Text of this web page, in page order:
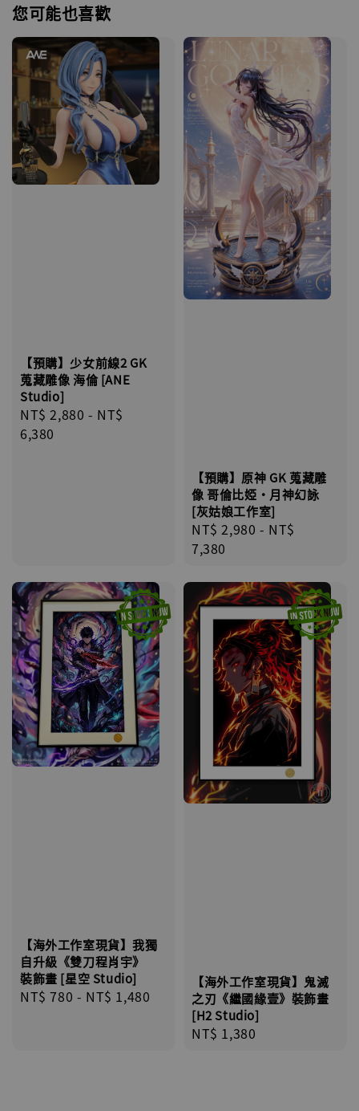
您可能也喜歡
【預購】少女前線2 GK
蒐藏雕像 海倫 [ANE
Studio]
Regular
price
NT$ 2,880 - NT$
6,380
【預購】原神 GK 蒐藏雕
像 哥倫比婭·月神幻詠
[灰姑娘工作室]
Regular
price
NT$ 2,980 - NT$
7,380
【海外工作室現貨】我獨
自升級《雙刀程肖宇》
裝飾畫 [星空 Studio]
Regular
NT$ 780 - NT$ 1,480
【海外工作室現貨】鬼滅
之刃《繼國緣壹》裝飾畫
[H2 Studio]
Regular
NT$ 1,380